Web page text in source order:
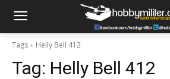
Tags Helly Bell 412
Tag: Helly Bell 412